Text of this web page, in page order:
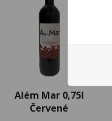
Além Mar 0,75l
Červené